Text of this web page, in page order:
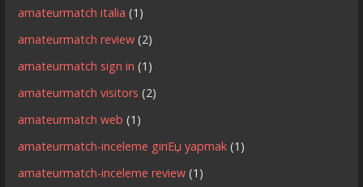
amateurmatch italia (1)
amateurmatch review (2)
amateurmatch sign in (1)
amateurmatch visitors (2)
amateurmatch web (1)
amateurmatch-inceleme giriЕџ yapmak (1)
amateurmatch-inceleme review (1)